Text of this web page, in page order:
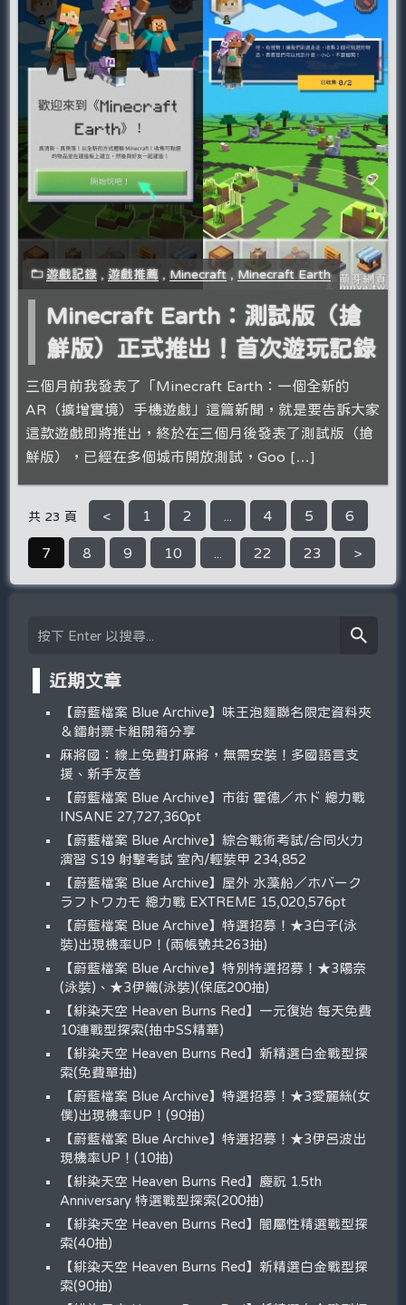
遊戲記錄 ,遊戲推薦 , Minecraft, Minecraft Earth
Minecraft Earth：測試版（搶
鮮版）正式推出！首次遊玩記錄
三個月前我發表了「Minecraft Earth：一個全新的
AR（擴增實境）手機遊戲」這篇新聞，就是要告訴大家
這款遊戲即將推出，終於在三個月後發表了測試版（搶
鮮版），已經在多個城市開放測試，Goo […]
共 23 頁 < 1 2 4 5 6
7 8 9 10 22 23 >
近期文章
【蔚藍檔案 Blue Archive】味王泡麵聯名限定資料夾
＆鐳射票卡組開箱分享
麻將國：線上免費打麻將，無需安裝！多國語言支
援、新手友善
【蔚藍檔案 Blue Archive】市街 霍德／ホド 總力戰
INSANE 27,727,360pt
【蔚藍檔案 Blue Archive】綜合戰術考試/合同火力
演習 S19 射擊考試 室內/輕裝甲 234,852
【蔚藍檔案 Blue Archive】屋外 水藻船／ホバーク
ラフトワカモ 總力戰 EXTREME 15,020,576pt
【蔚藍檔案 Blue Archive】特選招募！★3白子(泳
裝)出現機率UP！(兩帳號共263抽)
【蔚藍檔案 Blue Archive】特別特選招募！★3陽奈
(泳裝)、★3伊織(泳裝)(保底200抽)
【緋染天空 Heaven Burns Red】一元復始 每天免費
10連戰型探索(抽中SS精華)
【緋染天空 Heaven Burns Red】新精選白金戰型探
索(免費單抽)
【蔚藍檔案 Blue Archive】特選招募！★3愛麗絲(女
僕)出現機率UP！(90抽)
【蔚藍檔案 Blue Archive】特選招募！★3伊呂波出
現機率UP！(10抽)
【緋染天空 Heaven Burns Red】慶祝 1.5th
Anniversary 特選戰型探索(200抽)
【緋染天空 Heaven Burns Red】闇屬性精選戰型探
索(40抽)
【緋染天空 Heaven Burns Red】新精選白金戰型探
索(90抽)